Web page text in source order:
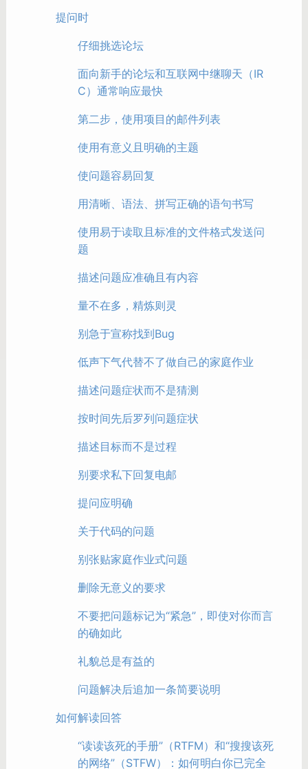
提问时
仔细挑选论坛
面向新手的论坛和互联网中继聊天（IR
C）通常响应最快
第二步，使用项目的邮件列表
使用有意义且明确的主题
使问题容易回复
用清晰、语法、拼写正确的语句书写
使用易于读取且标准的文件格式发送问
题
描述问题应准确且有内容
量不在多，精炼则灵
别急于宣称找到Bug
低声下气代替不了做自己的家庭作业
描述问题症状而不是猜测
按时间先后罗列问题症状
描述目标而不是过程
别要求私下回复电邮
提问应明确
关于代码的问题
别张贴家庭作业式问题
删除无意义的要求
不要把问题标记为“紧急”，即使对你而言
的确如此
礼貌总是有益的
问题解决后追加一条简要说明
如何解读回答
“读读该死的手册”（RTFM）和“搜搜该死
的网络”（STFW）：如何明白你已完全